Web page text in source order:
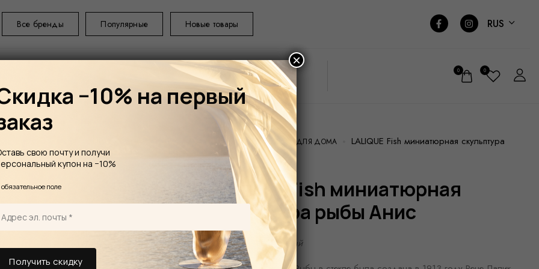
Все бренды Популярные Новые товары RUS
0 0
ГЛАВНАЯ УКРАШЕНИЯ ДЛЯ ДОМА
LALIQUE Fish миниатюрная скульптура
рыбы Анис
LALIQUE Fish миниатюрная
скульптура рыбы Анис
Хрусталь, цвет- анисовый
−10% на первый
свою почту и получи
купон на −10%
обязательное поле
×